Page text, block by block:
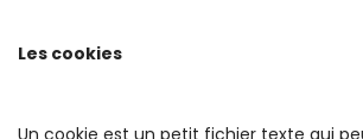
Les cookies
Un cookie est un petit fichier texte qui